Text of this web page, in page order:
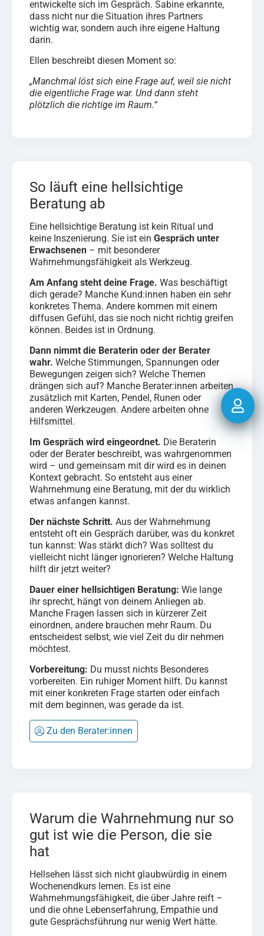
entwickelte sich im Gespräch. Sabine erkannte,
dass nicht nur die Situation ihres Partners
wichtig war, sondern auch ihre eigene Haltung
darin.
Ellen beschreibt diesen Moment so:
„Manchmal löst sich eine Frage auf, weil sie nicht
die eigentliche Frage war. Und dann steht
plötzlich die richtige im Raum.“
So läuft eine hellsichtige
Beratung ab
Eine hellsichtige Beratung ist kein Ritual und
keine Inszenierung. Sie ist ein Gespräch unter
Erwachsenen – mit besonderer
Wahrnehmungsfähigkeit als Werkzeug.
Am Anfang steht deine Frage. Was beschäftigt
dich gerade? Manche Kund:innen haben ein sehr
konkretes Thema. Andere kommen mit einem
diffusen Gefühl, das sie noch nicht richtig greifen
können. Beides ist in Ordnung.
Dann nimmt die Beraterin oder der Berater
wahr. Welche Stimmungen, Spannungen oder
Bewegungen zeigen sich? Welche Themen
drängen sich auf? Manche Berater:innen arbeiten
zusätzlich mit Karten, Pendel, Runen oder
anderen Werkzeugen. Andere arbeiten ohne
Hilfsmittel.
Im Gespräch wird eingeordnet. Die Beraterin
oder der Berater beschreibt, was wahrgenommen
wird – und gemeinsam mit dir wird es in deinen
Kontext gebracht. So entsteht aus einer
Wahrnehmung eine Beratung, mit der du wirklich
etwas anfangen kannst.
Der nächste Schritt. Aus der Wahrnehmung
entsteht oft ein Gespräch darüber, was du konkret
tun kannst: Was stärkt dich? Was solltest du
vielleicht nicht länger ignorieren? Welche Haltung
hilft dir jetzt weiter?
Dauer einer hellsichtigen Beratung: Wie lange
ihr sprecht, hängt von deinem Anliegen ab.
Manche Fragen lassen sich in kürzerer Zeit
einordnen, andere brauchen mehr Raum. Du
entscheidest selbst, wie viel Zeit du dir nehmen
möchtest.
Vorbereitung: Du musst nichts Besonderes
vorbereiten. Ein ruhiger Moment hilft. Du kannst
mit einer konkreten Frage starten oder einfach
mit dem beginnen, was gerade da ist.
Zu den Berater:innen
Warum die Wahrnehmung nur so
gut ist wie die Person, die sie
hat
Hellsehen lässt sich nicht glaubwürdig in einem
Wochenendkurs lernen. Es ist eine
Wahrnehmungsfähigkeit, die über Jahre reift –
und die ohne Lebenserfahrung, Empathie und
gute Gesprächsführung nur wenig Wert hätte.